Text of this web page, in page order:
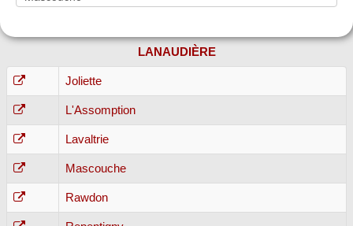
LANAUDIÈRE
Joliette
L'Assomption
Lavaltrie
Mascouche
Rawdon